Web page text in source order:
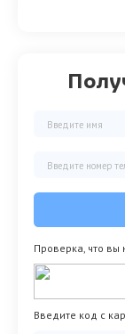
Проверка, что вы
Введите код с